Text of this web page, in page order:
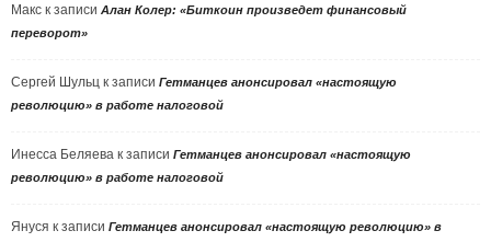
Макс к записи Алан Колер: «Биткоин произведет финансовый
переворот»
Сергей Шульц к записи Гетманцев анонсировал «настоящую
революцию» в работе налоговой
Инесса Беляева к записи Гетманцев анонсировал «настоящую
революцию» в работе налоговой
Януся к записи Гетманцев анонсировал «настоящую революцию» в